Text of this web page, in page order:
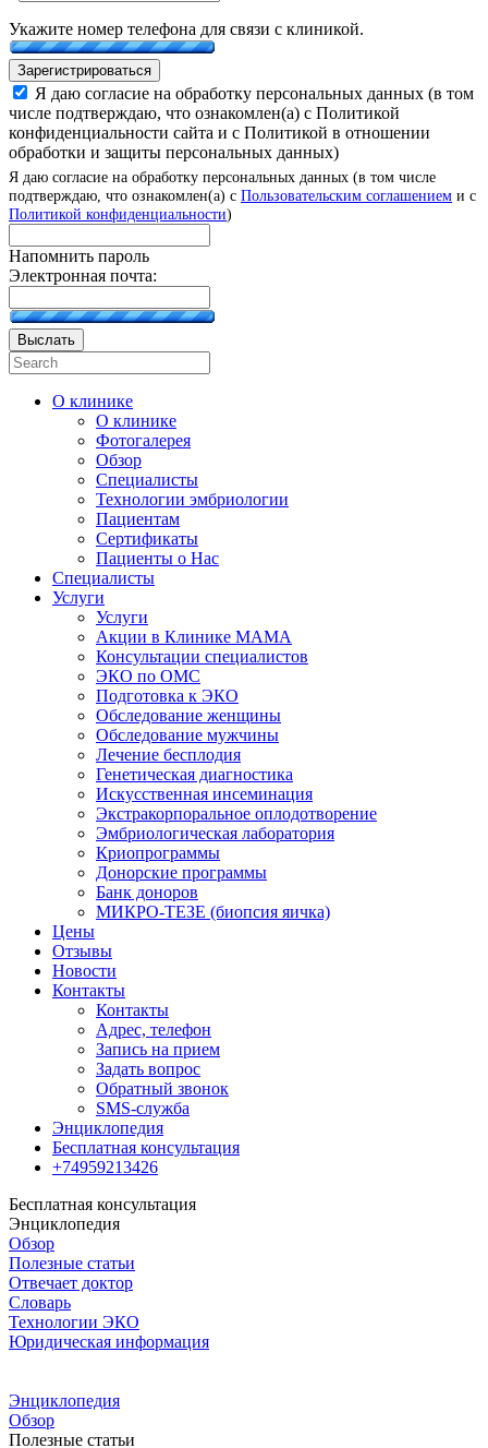
Укажите номер телефона для связи с клиникой.
Зарегистрироваться
Я даю согласие на обработку персональных данных (в том
числе подтверждаю, что ознакомлен(а) с Политикой
конфиденциальности сайта и с Политикой в отношении
обработки и защиты персональных данных)
Я даю согласие на обработку персональных данных (в том числе
подтверждаю, что ознакомлен(а) с Пользовательским соглашением и с
Политикой конфиденциальности)
Напомнить пароль
Электронная почта:
Выслать
О клинике
О клинике
Фотогалерея
Обзор
Специалисты
Технологии эмбриологии
Пациентам
Сертификаты
Пациенты о Нас
Специалисты
Услуги
Услуги
Акции в Клинике МАМА
Консультации специалистов
ЭКО по ОМС
Подготовка к ЭКО
Обследование женщины
Обследование мужчины
Лечение бесплодия
Генетическая диагностика
Искусственная инсеминация
Экстракорпоральное оплодотворение
Эмбриологическая лаборатория
Криопрограммы
Донорские программы
Банк доноров
МИКРО-ТЕЗЕ (биопсия яичка)
Цены
Отзывы
Новости
Контакты
Контакты
Адрес, телефон
Запись на прием
Задать вопрос
Обратный звонок
SMS-служба
Энциклопедия
Бесплатная консультация
+74959213426
Бесплатная консультация
Энциклопедия
Обзор
Полезные статьи
Отвечает доктор
Словарь
Технологии ЭКО
Юридическая информация
Энциклопедия
Обзор
Полезные статьи